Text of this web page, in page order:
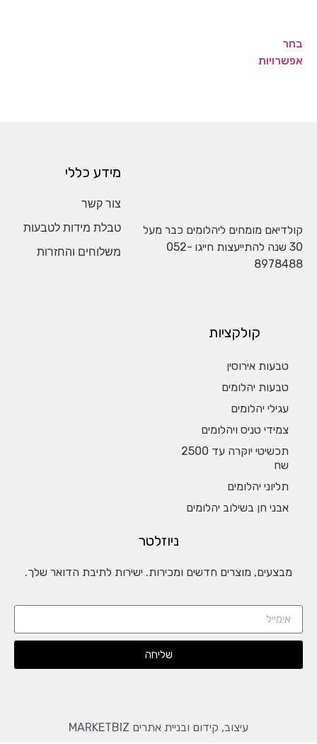
בחר
אפשרויות
קולדיאם מומחים ליהלומים כבר מעל
30 שנה להתייעצות חייגו
052-
8978488
מידע כללי
צור קשר
טבלת מידות לטבעות
משלוחים והחזרות
קולקציות
טבעות אירוסין
טבעות יהלומים
עגילי יהלומים
צמידי טניס ויהלומים
תכשיטי יוקרה עד 2500
שח
תליוני יהלומים
אבני חן בשילוב יהלומים
ניוזלטר
מבצעים, מוצרים חדשים ומכירות. ישירות לתיבת הדואר שלך.
שליחה
עיצוב, קידום ובניית אתרים MARKETBIZ